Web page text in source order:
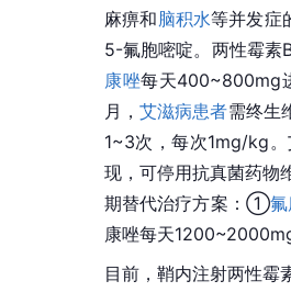
麻痹和脑积水等并发症
5-氟胞嘧啶。两性霉素
康唑每天400~800mg
月，艾滋病患者需终生
1~3次，每次1mg/kg
现，可停用抗真菌药物
期替代治疗方案：①
康唑每天
目前，鞘内注射两性霉